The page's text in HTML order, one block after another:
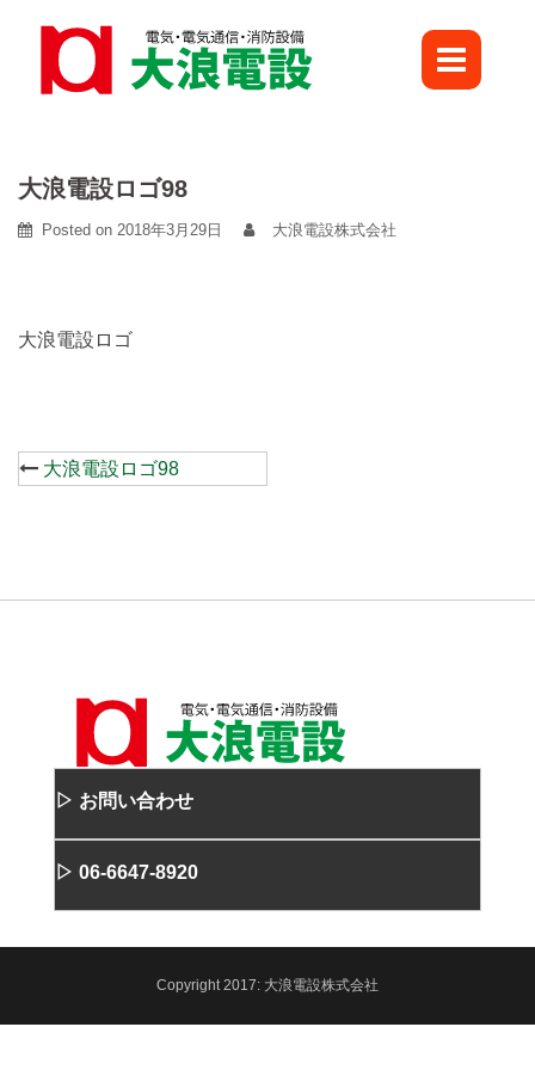
content
大浪電設ロゴ98
Posted on 2018年3月29日 大浪電設株式会社
大浪電設ロゴ
Post
大浪電設ロゴ98
▷ お問い合わせ
▷ 06-6647-8920
Copyright2017: 大浪電設株式会社